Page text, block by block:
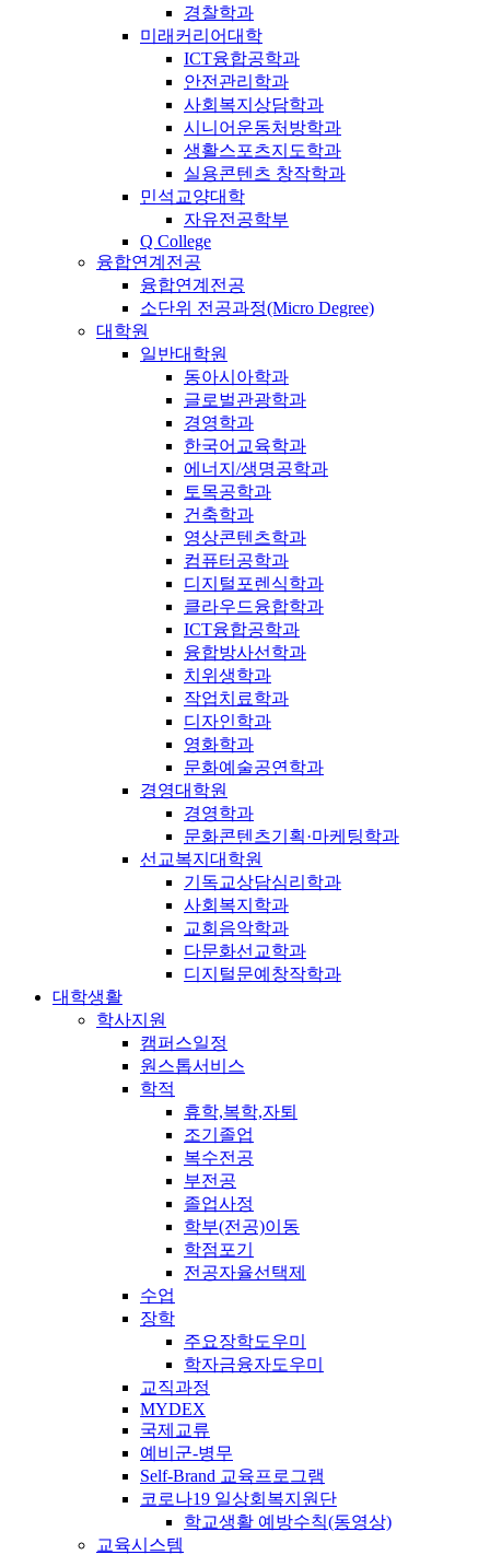
경찰학과
미래커리어대학
ICT융합공학과
안전관리학과
사회복지상담학과
시니어운동처방학과
생활스포츠지도학과
실용콘텐츠 창작학과
민석교양대학
자유전공학부
Q College
융합연계전공
융합연계전공
소단위 전공과정(Micro Degree)
대학원
일반대학원
동아시아학과
글로벌관광학과
경영학과
한국어교육학과
에너지/생명공학과
토목공학과
건축학과
영상콘텐츠학과
컴퓨터공학과
디지털포렌식학과
클라우드융합학과
ICT융합공학과
융합방사선학과
치위생학과
작업치료학과
디자인학과
영화학과
문화예술공연학과
경영대학원
경영학과
문화콘텐츠기획·마케팅학과
선교복지대학원
기독교상담심리학과
사회복지학과
교회음악학과
다문화선교학과
디지털문예창작학과
대학생활
학사지원
캠퍼스일정
원스톱서비스
학적
휴학,복학,자퇴
조기졸업
복수전공
부전공
졸업사정
학부(전공)이동
학점포기
전공자율선택제
수업
장학
주요장학도우미
학자금융자도우미
교직과정
MYDEX
국제교류
예비군-병무
Self-Brand 교육프로그램
코로나19 일상회복지원단
학교생활 예방수칙(동영상)
교육시스템